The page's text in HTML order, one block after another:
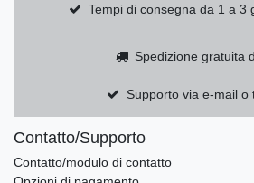
Tempi di consegna da 1 a 3
Spedizione gratuita
Supporto via e-mail o
Contatto/Supporto
Contatto/modulo di contatto